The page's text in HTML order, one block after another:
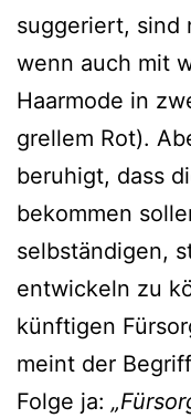
suggeriert, sind
wenn auch mit
Haarmode in
grellem Rot).
beruhigt, dass
bekommen
selbständigen,
entwickeln zu
künftigen
meint der
Folge ja: